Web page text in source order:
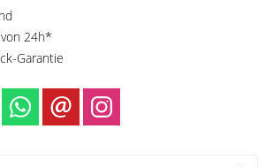
24h*
Garantie